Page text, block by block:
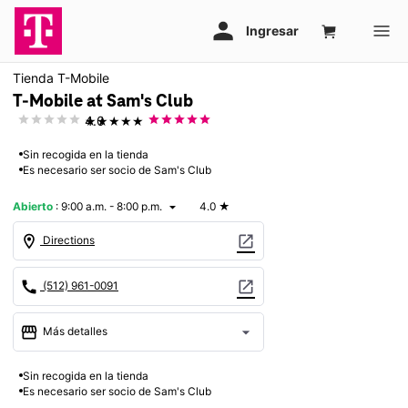
Tienda T-Mobile
T-Mobile at Sam's Club
★★★★★
4.0
Sin recogida en la tienda
Es necesario ser socio de Sam's Club
Abierto : 9:00 a.m. - 8:00 p.m. arrow_drop_down 4.0 ★
location_on Directions open_in_new
call (512) 961-0091 open_in_new
storefront Más detalles arrow_drop_down
access_time Abrir
Jue.:9:00 a.m. a 8:00 p.m.
Sin recogida en la tienda
Es necesario ser socio de Sam's Club